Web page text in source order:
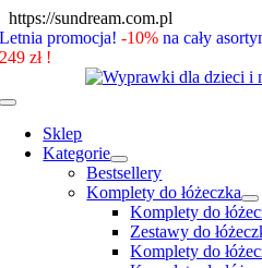
https://sundream.com.pl
to
Letnia promocja!-10% na cały
249 zł !
Toggle
Navigation
Sklep
Kategorie
Bestsellery
Komplety do łóżeczka
Komplety do
Zestawy do
Komplety do